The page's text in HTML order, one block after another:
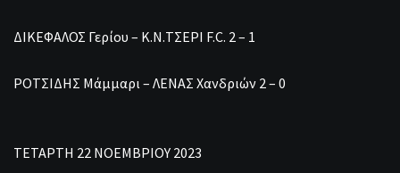
ΔΙΚΕΦΑΛΟΣ Γερίου – Κ.Ν.ΤΣΕΡΙ F.C. 2 – 1
ΡΟΤΣΙΔΗΣ Μάμμαρι – ΛΕΝΑΣ Χανδριών 2 – 0
ΤΕΤΑΡΤΗ 22 ΝΟΕΜΒΡΙΟΥ 2023